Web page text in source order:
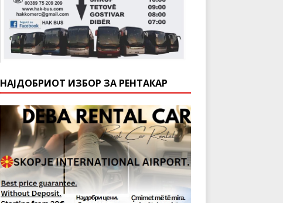
НАЈДОБРИОТ ИЗБОР ЗА РЕНТАКАР